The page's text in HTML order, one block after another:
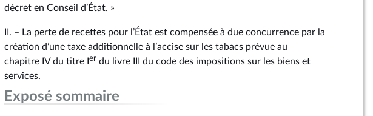
décret en Conseil d’État. »
II. – La perte de recettes pour l’État est compensée à due concurrence par la
création d’une taxe additionnelle à l’accise sur les tabacs prévue au
chapitre IV du titre Ier du livre III du code des impositions sur les biens et
services.
Exposé sommaire